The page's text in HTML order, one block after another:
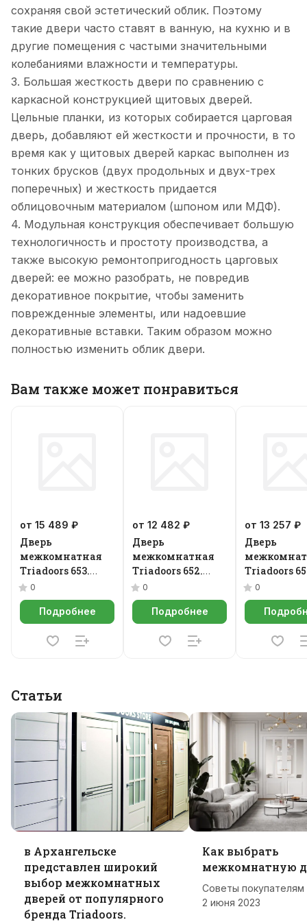
сохраняя свой эстетический облик. Поэтому
такие двери часто ставят в ванную, на кухню и в
другие помещения с частыми значительными
колебаниями влажности и температуры.
3. Большая жесткость двери по сравнению с
каркасной конструкцией щитовых дверей.
Цельные планки, из которых собирается царговая
дверь, добавляют ей жесткости и прочности, в то
время как у щитовых дверей каркас выполнен из
тонких брусков (двух продольных и двух-трех
поперечных) и жесткость придается
облицовочным материалом (шпоном или МДФ).
4. Модульная конструкция обеспечивает большую
технологичность и простоту производства, а
также высокую ремонтопригодность царговых
дверей: ее можно разобрать, не повредив
декоративное покрытие, чтобы заменить
поврежденные элементы, или надоевшие
декоративные вставки. Таким образом можно
полностью изменить облик двери.
Вам также может понравиться
от 15 489 ₽
Дверь
межкомнатная
Triadoors 653.
Future
0
Подробнее
от 12 482 ₽
Дверь
межкомнатная
Triadoors 652.
Future
0
Подробнее
от 13 257 ₽
Дверь
Triadoors
Future
0
Статьи
в Архангельске
представлен широкий
выбор межкомнатных
дверей от популярного
бренда Triadoors.
Как выбрать
межкомнатную
Советы покупателям
2 июня 2023